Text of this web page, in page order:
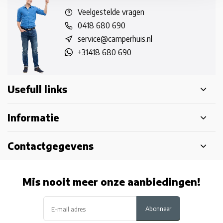
Veelgestelde vragen
0418 680 690
service@camperhuis.nl
+31418 680 690
Usefull links
Informatie
Contactgegevens
Mis nooit meer onze aanbiedingen!
Abonneer